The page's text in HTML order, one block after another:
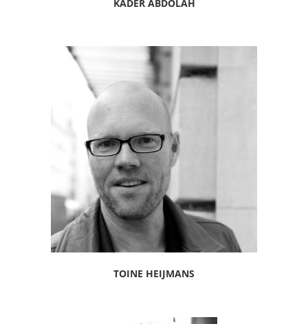
KADER ABDOLAH
TOINE HEIJMANS